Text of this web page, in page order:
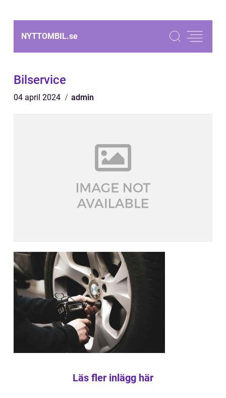
NYTTOMBIL.se
Bilservice
04 april 2024 admin
Läs fler inlägg här